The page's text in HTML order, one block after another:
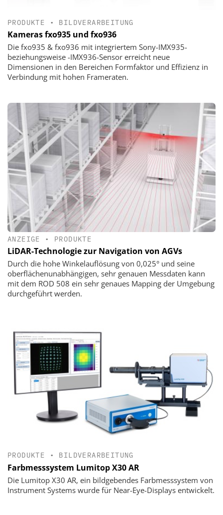
PRODUKTE • BILDVERARBEITUNG
Kameras fxo935 und fxo936
Die fxo935 & fxo936 mit integriertem Sony-IMX935-
beziehungsweise -IMX936-Sensor erreicht neue
Dimensionen in den Bereichen Formfaktor und Effizienz in
Verbindung mit hohen Frameraten.
ANZEIGE • PRODUKTE
LiDAR-Technologie zur Navigation von AGVs
Durch die hohe Winkelauflösung von 0,025° und seine
oberflächenunabhängigen, sehr genauen Messdaten kann
mit dem ROD 508 ein sehr genaues Mapping der Umgebung
durchgeführt werden.
PRODUKTE • BILDVERARBEITUNG
Farbmesssystem Lumitop X30 AR
Die Lumitop X30 AR, ein bildgebendes Farbmesssystem von
Instrument Systems wurde für Near-Eye-Displays entwickelt.